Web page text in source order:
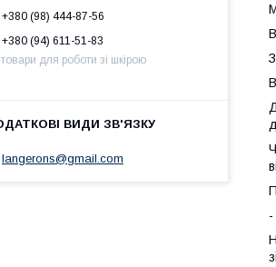
-
+380 (98) 444-87-56
+380 (94) 611-51-83
товари для роботи зі шкірою
langerons@gmail.com